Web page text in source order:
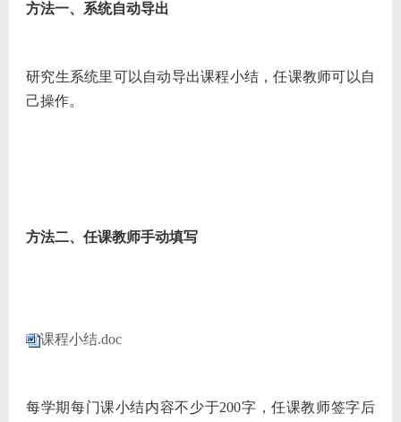
方法一、系统自动导出
研究生系统里可以自动导出课程小结，任课教师可以自
己操作。
方法二、任课教师手动填写
课程小结.doc
每学期每门课小结内容不少于200字，任课教师签字后